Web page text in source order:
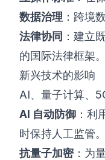
数据治理 ：跨境
法律协同 ：建立
的国际法律框架。
新兴技术的影响
AI、量子计算、
AI 自动防御 ：利
时保持人工监管。
抗量子加密：为